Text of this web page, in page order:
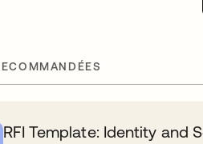
RFI Template: Identity and